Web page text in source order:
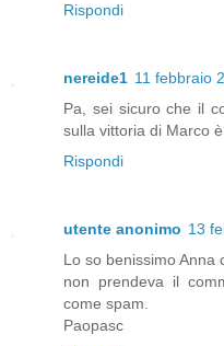
Rispondi
nereide1 11 febbraio
Pa, sei sicuro che il
sulla vittoria di Marco è
Rispondi
utente anonimo 13
Lo so benissimo Anna
non prendeva il
come spam.
Paopasc